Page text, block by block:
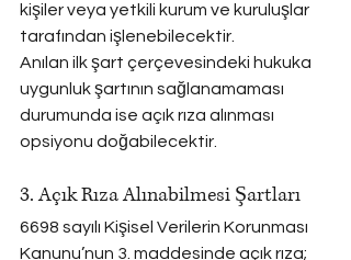
kişiler veya yetkili kurum ve kuruluşlar
tarafından işlenebilecektir.
Anılan ilk şart çerçevesindeki hukuka
uygunluk şartının sağlanamaması
durumunda ise açık rıza alınması
opsiyonu doğabilecektir.
3. Açık Rıza Alınabilmesi Şartları
6698 sayılı Kişisel Verilerin Korunması
Kanunu’nun 3. maddesinde açık rıza;